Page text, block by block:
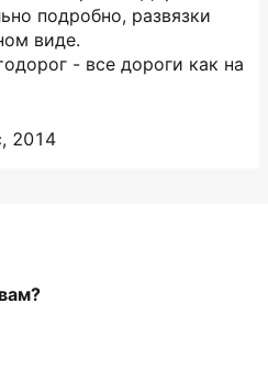
подробно, развязки
виде.
- все дороги как на
, 2014